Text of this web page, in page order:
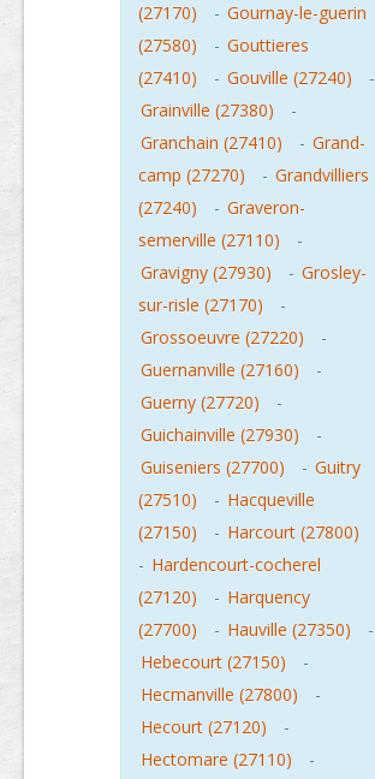
(27170)
- Gournay-le-guerin
(27580)
- Gouttieres
(27410)
- Gouville (27240)
-
Grainville (27380)
-
Granchain (27410)
- Grand-
camp (27270)
- Grandvilliers
(27240)
- Graveron-
semerville (27110)
-
Gravigny (27930)
- Grosley-
sur-risle (27170)
-
Grossoeuvre (27220)
-
Guernanville (27160)
-
Guerny (27720)
-
Guichainville (27930)
-
Guiseniers (27700)
- Guitry
(27510)
- Hacqueville
(27150)
- Harcourt (27800)
- Hardencourt-cocherel
(27120)
- Harquency
(27700)
- Hauville (27350)
-
Hebecourt (27150)
-
Hecmanville (27800)
-
Hecourt (27120)
-
Hectomare (27110)
-